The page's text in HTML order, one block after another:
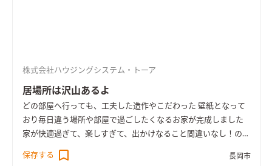
株式会社ハウジングシステム・トーア
居場所は沢山あるよ
どの部屋へ行っても、工夫した造作やこだわった 壁紙となって
おり毎日違う場所や部屋で過ごしたくなるお家が完成しました
家が快適過ぎて、楽しすぎて、出かけなること間違いなし！の建
物ですね 笑顔溢れる日々を過ごしていただけることを 願ってお
保存する 長岡市